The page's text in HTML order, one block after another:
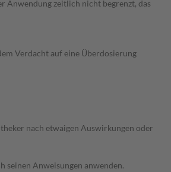
Anwendung zeitlich nicht begrenzt, das
Verdacht auf eine Überdosierung
nach etwaigen Auswirkungen oder
seinen Anweisungen anwenden.